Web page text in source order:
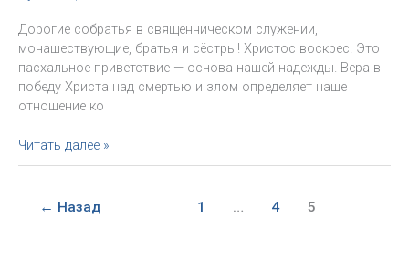
Дорогие собратья в священническом служении,
монашествующие, братья и сёстры! Христос воскрес! Это
пасхальное приветствие — основа нашей надежды. Вера в
победу Христа над смертью и злом определяет наше
отношение ко
Письмо
Конференции
епископов
Читать далее »
← Назад 1 … 4 5